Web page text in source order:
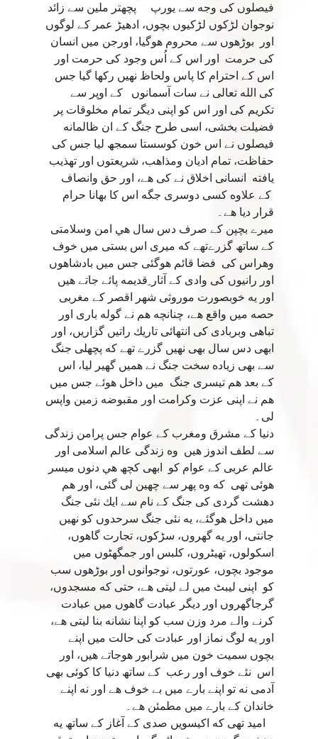
فيصلوں كى وجه سے يورپ پچهتر ملين سے زائد
نوجوان لڑكوں لڑكيوں بچوں، ادھيڑ عمر كے لوگوں
اور بوڑھوں سے محروم هوگيا، اورجن ميں انسان
كى حرمت اور اس كے اُس وجود كى حرمت اور
اس كے احترام كا پاس ولحاظ نهيں ركھا گيا جس
كى الله تعالى نے سات آسمانوں كے اوپر سے
تكريم كى اور اس كو اپنى ديگر تمام مخلوقات پر
فضيلت بخشى، اسى طرح جنگ كے ان ظالمانه
فيصلوں نے اس خون كوسستا سمجھ ليا جس كى
حفاظت، تمام اديان ومذاهب، شريعتوں اور تهذيب
يافته انسانى اخلاق نے كى هے، اور حق وانصاف
كے علاوه كسى دوسرى جگه اس كا بهانا حرام
قرار ديا هے۔
ميرے بچپن كے صرف دس سال هي امن وسلامتى
كے ساتھ گزرےتھے كه ميرى اس بستى ميں خوف
وهراس كى فضا قائم هوگئى جس ميں بادشاهوں
اور رانيوں كى وادى كے آثار ِقديمه پائے جاتے هيں
اور يه خوبصورت موروثى شهر اقصر كے مغربى
حصه ميں واقع هے، چنانچه هم نے گوله بارى اور
تباهى وبربادى كى انتهائى تاريك راتيں گزاريں، اور
ابھى دس سال بھى نهيں گزرے تھے كه پچھلى جنگ
سے بھى زياده سخت جنگ نے هميں گھير ليا، اس
كے بعد هم تيسرى جنگ ميں داخل هوئے جس ميں
هم نے اپنى عزت وكرامت اور مقبوضه زمين واپس
لى۔
دنيا كے مشرق ومغرب كے عوام جس پرامن زندگى
سے لطف اندوز هيں وه زندگى عالم اسلامى اور
عالم عربى كے عوام كو ابھى كچھ هي دنوں ميسر
هوئى تھى كه وه پھر سے چھين لى گئى، اور هم
دهشت گردى كى جنگ كے نام سے ايك نئى جنگ
ميں داخل هوگئے، يه نئى جنگ سرحدوں كو نهيں
جانتى، اور يه گھروں، سڑكوں، تجارت گاهوں،
اسكولوں، تھيٹروں، كلبس اور جمگھٹوں ميں
موجود بچوں، عورتوں، نوجوانوں اور بوڑھوں سب
كو اپنى ليبٹ ميں لے ليتى هے، حتى كه مسجدوں،
گرجاگھروں اور ديگر عبادت گاهوں ميں عبادت
كرنے والے مرد وزن سب كو اپنا نشانه بنا ليتى هے،
اور يه لوگ نماز اور عبادت کى حالت ميں اپنے
بچوں سميت خون ميں شرابور هوجاتے هيں، اور
اس نئے خوف اور رعب كے ساتھ دنيا كا كوئى بھى
آدمى نه تو اپنے بارے ميں بے خوف هے اور نه اپنے
خاندان كے بارے ميں مطمئن هے۔
اميد تھى كه اكيسويں صدى كے آغاز كے ساتھ يه